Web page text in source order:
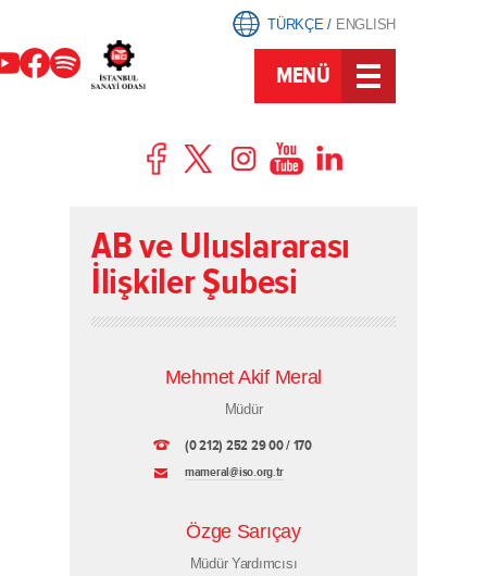
TÜRKÇE/ ENGLISH
MENÜ
AB ve Uluslararası
İlişkiler Şubesi
Mehmet Akif Meral
Müdür
(0 212) 252 29 00 / 170
mameral@iso.org.tr
Özge Sarıçay
Müdür Yardımcısı